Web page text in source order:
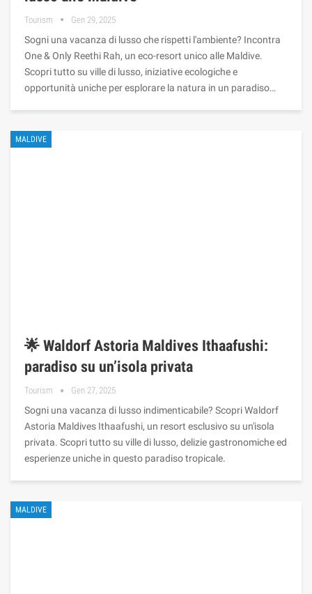
Tourism Gen 29, 2025
Sogni una vacanza di lusso che rispetti l'ambiente? Incontra
One & Only Reethi Rah, un eco-resort unico alle Maldive.
Scopri tutto su ville di lusso, iniziative ecologiche e
opportunità uniche per esplorare la natura in un paradiso…
MALDIVE
🌟 Waldorf Astoria Maldives Ithaafushi:
paradiso su un’isola privata
Tourism Gen 27, 2025
Sogni una vacanza di lusso indimenticabile? Scopri Waldorf
Astoria Maldives Ithaafushi, un resort esclusivo su un'isola
privata. Scopri tutto su ville di lusso, delizie gastronomiche ed
esperienze uniche in questo paradiso tropicale.
MALDIVE